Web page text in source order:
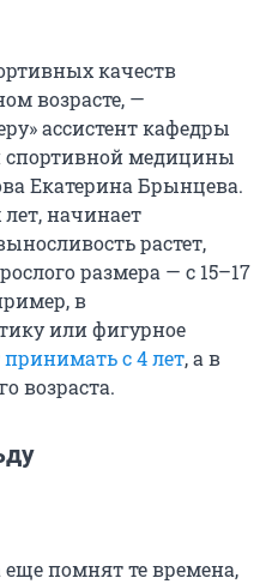
качеств
возрасте, —
ассистент кафедры
спортивной медицины
Екатерина Брынцева.
начинает
растет,
размера — с 15–17
в
или фигурное
с 4 лет, а в
возраста.
помнят те времена,